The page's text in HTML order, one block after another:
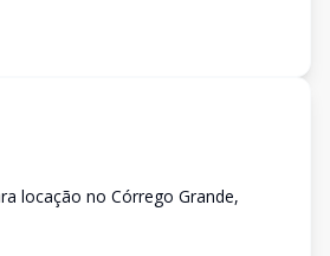
locação no Córrego Grande,